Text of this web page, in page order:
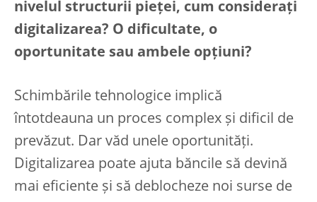
nivelul structurii pieței, cum considerați
digitalizarea? O dificultate, o
oportunitate sau ambele opțiuni?
Schimbările tehnologice implică
întotdeauna un proces complex și dificil de
prevăzut. Dar văd unele oportunități.
Digitalizarea poate ajuta băncile să devină
mai eficiente și să deblocheze noi surse de